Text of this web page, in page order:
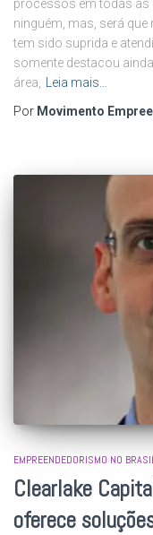
processos em todas as
ninguém, mas, será
tem sido suprida e
somente destacou
área, Leia mais…
Por Movimento
EMPREENDEDORISMO NO
Clearlake
oferece